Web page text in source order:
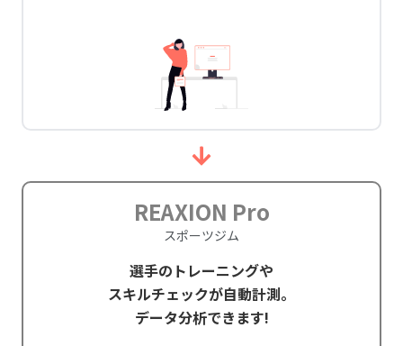
REAXION Pro
スポーツジム
選手のトレーニングや
スキルチェックが自動計測。
データ分析できます!